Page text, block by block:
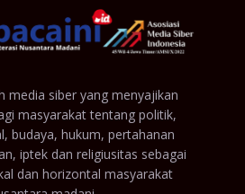
media siber yang menyajikan
masyarakat tentang politik,
budaya, hukum, pertahanan
iptek dan religiusitas sebagai
dan horizontal masyarakat